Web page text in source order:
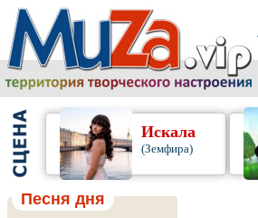
Искала
(Земфира)
Песня дня